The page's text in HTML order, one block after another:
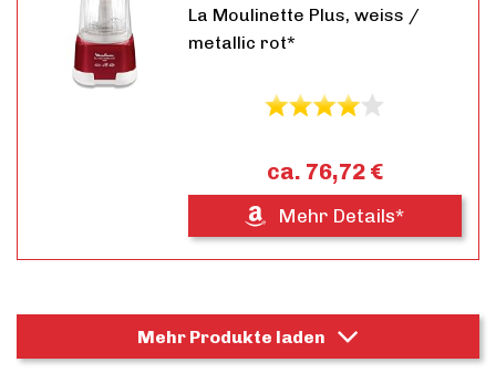
La Moulinette Plus, weiss /
metallic rot*
ca. 76,72 €
Mehr Details*
Mehr Produkte laden